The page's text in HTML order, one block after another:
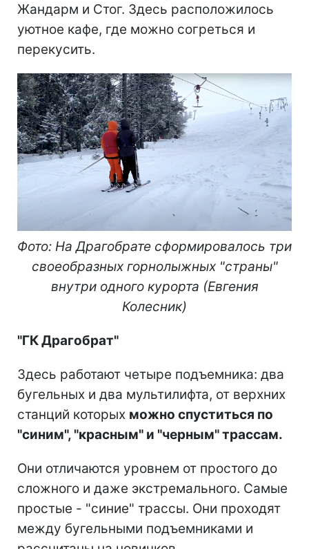
Жандарм и Стог. Здесь расположилось
уютное кафе, где можно согреться и
перекусить.
Фото: На Драгобрате сформировалось три
своеобразных горнолыжных "страны"
внутри одного курорта (Евгения
Колесник)
"ГК Драгобрат"
Здесь работают четыре подъемника: два
бугельных и два мультилифта, от верхних
станций которых можно спуститься по
"синим", "красным" и "черным" трассам.
Они отличаются уровнем от простого до
сложного и даже экстремального. Самые
простые - "синие" трассы. Они проходят
между бугельными подъемниками и